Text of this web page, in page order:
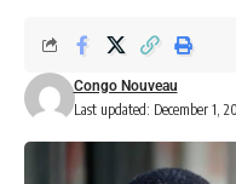
Last updated: December 1,
Congo Nouveau